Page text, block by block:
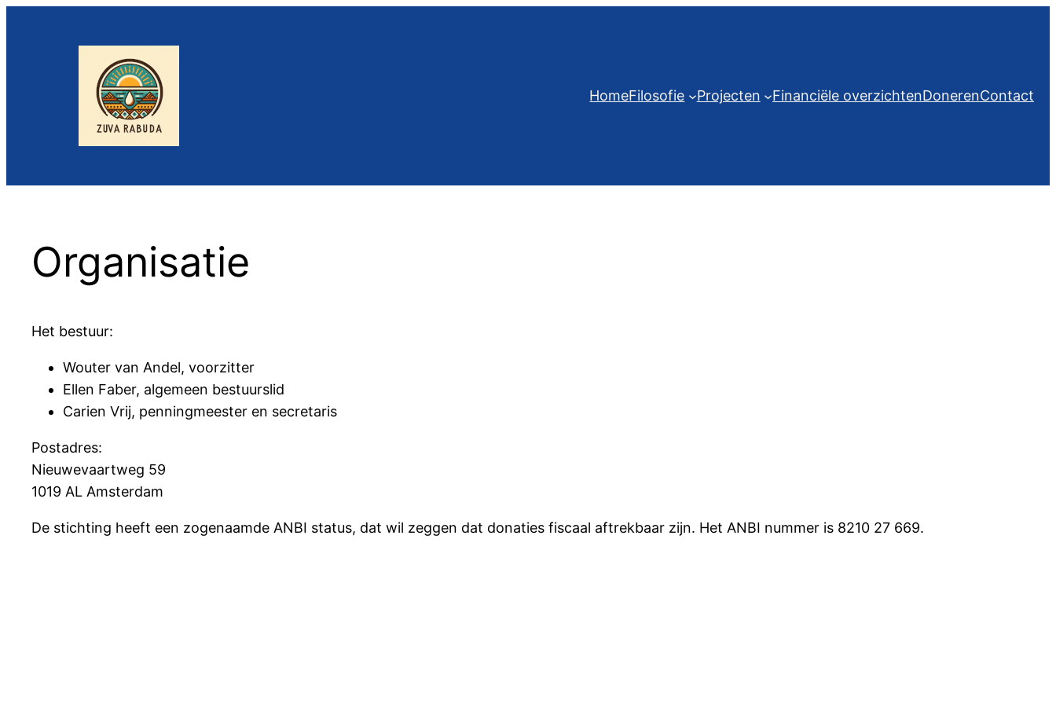
HomeFilosofie Projecten Financiële overzichtenDonerenContact
Organisatie
Het bestuur:
Wouter van Andel, voorzitter
Ellen Faber, algemeen bestuurslid
Carien Vrij, penningmeester en secretaris
Postadres:
Nieuwevaartweg 59
1019 AL Amsterdam
De stichting heeft een zogenaamde ANBI status, dat wil zeggen dat donaties fiscaal aftrekbaar zijn. Het ANBI nummer is 8210 27 669.